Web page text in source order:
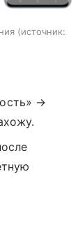
источник:
→